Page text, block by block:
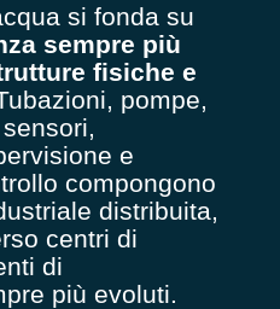
si fonda su
sempre più
fisiche e
pompe,
e
compongono
distribuita,
centri di
di
più evoluti.